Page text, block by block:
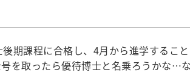
期課程に合格し、4月から進学するこ
を取ったら優待博士と名乗ろうかな…な